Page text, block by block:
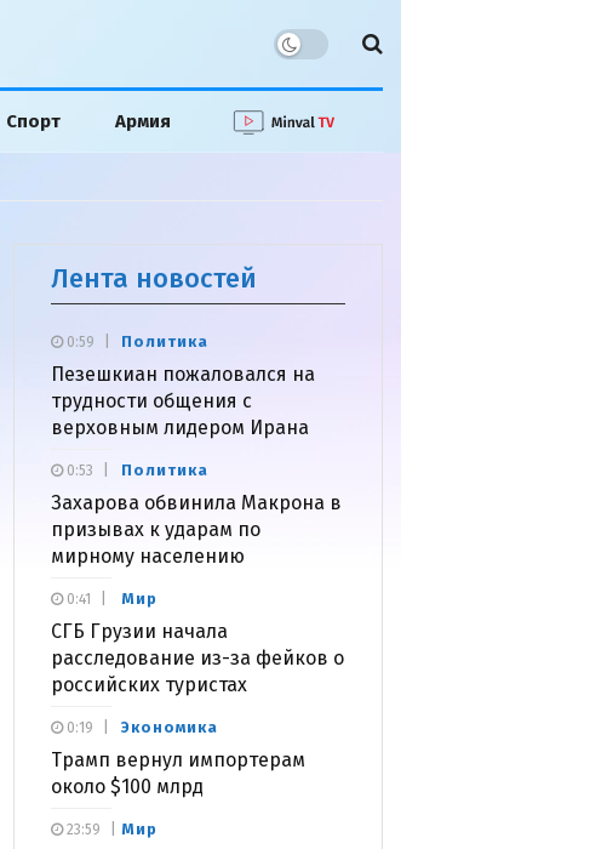
Спорт Армия
Лента новостей
Политика
Пезешкиан пожаловался на
трудности общения с
верховным лидером Ирана
0:59
Политика
Захарова обвинила Макрона в
призывах к ударам по
мирному населению
0:53
Мир
СГБ Грузии начала
расследование из-за фейков о
российских туристах
0:41
Экономика
Трамп вернул импортерам
около $100 млрд
0:19
Мир
23:59